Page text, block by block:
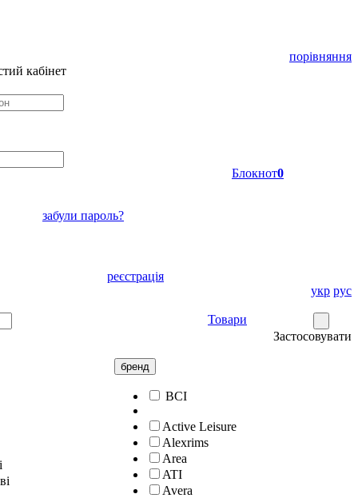
порівняння
кабінет
забули пароль?
реєстрація
Блокнот0
укр рус
Товари
Застосовувати
бренд
ВСІ
Active Leisure
Alexrims
Area
ATI
Avera